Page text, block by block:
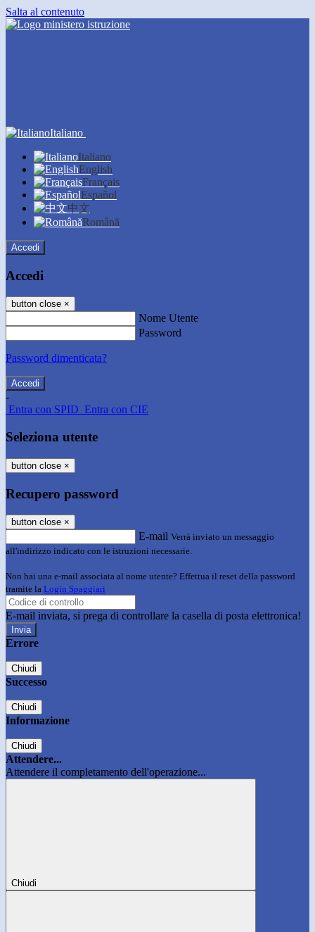
Salta al contenuto
Italiano
Italiano
English
Français
Español
中文
Română
Accedi
Accedi
button close ×
Nome Utente
Password
Password dimenticata?
-
Entra con SPID Entra con CIE
Seleziona utente
button close ×
Recupero password
button close ×
E-mail Verrà inviato un messaggio
all'indirizzo indicato con le istruzioni necessarie.
Non hai una e-mail associata al nome utente? Effettua il reset della password
tramite la Login Spaggiari
E-mail inviata, si prega di controllare la casella di posta elettronica!
Errore
Chiudi
Successo
Chiudi
Informazione
Chiudi
Attendere...
Attendere il completamento dell'operazione...
Chiudi